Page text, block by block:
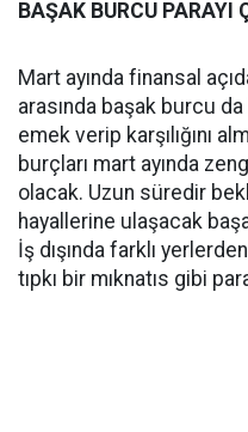
BAŞAK BURCU PARAYI
Mart ayında finansal
arasında başak burcu
emek verip karşılığını
burçları mart ayında
olacak. Uzun süredir
hayallerine ulaşacak
İş dışında farklı
tıpkı bir mıknatıs gibi